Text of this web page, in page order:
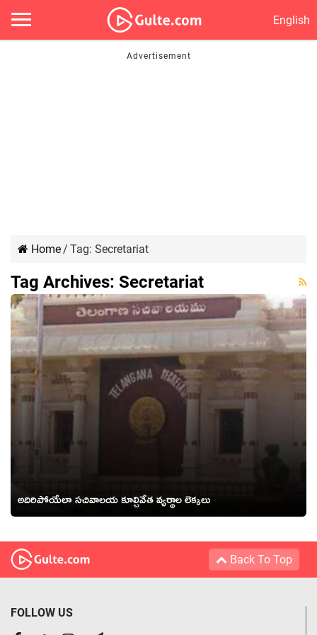
English
Home/ Tag: Secretariat
Tag Archives: Secretariat
అదిరిపోయేలా సచివాలయ కూల్చివేత వ్యర్థాల లెక్కలు
Back To Top
FOLLOW US